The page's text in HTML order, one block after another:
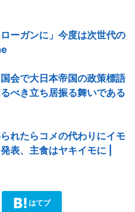
ーガンに」今度は次世代の
会で大日本帝国の政策標語
べき立ち居振る舞いである
れたらコメの代わりにイモ
表、主食はヤキイモに |
はてブ